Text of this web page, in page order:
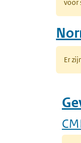
voor
Er